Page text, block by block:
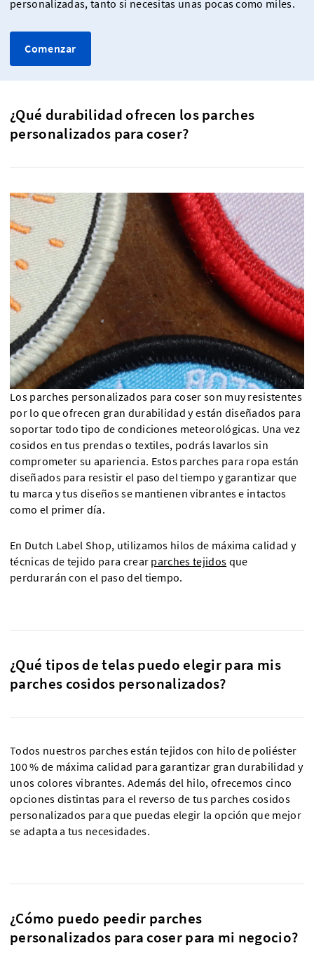
personalizadas, tanto si necesitas unas pocas como miles.
Comenzar
¿Qué durabilidad ofrecen los parches
personalizados para coser?
Los parches personalizados para coser son muy resistentes
por lo que ofrecen gran durabilidad y están diseñados para
soportar todo tipo de condiciones meteorológicas. Una vez
cosidos en tus prendas o textiles, podrás lavarlos sin
comprometer su apariencia. Estos parches para ropa están
diseñados para resistir el paso del tiempo y garantizar que
tu marca y tus diseños se mantienen vibrantes e intactos
como el primer día.
En Dutch Label Shop, utilizamos hilos de máxima calidad y
técnicas de tejido para crear parches tejidos que
perdurarán con el paso del tiempo.
¿Qué tipos de telas puedo elegir para mis
parches cosidos personalizados?
Todos nuestros parches están tejidos con hilo de poliéster
100 % de máxima calidad para garantizar gran durabilidad y
unos colores vibrantes. Además del hilo, ofrecemos cinco
opciones distintas para el reverso de tus parches cosidos
personalizados para que puedas elegir la opción que mejor
se adapta a tus necesidades.
¿Cómo puedo peedir parches
personalizados para coser para mi negocio?